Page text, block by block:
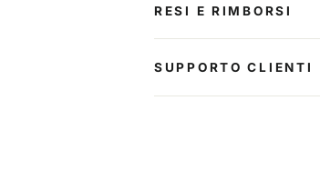
RESI E RIMBORSI
SUPPORTO CLIENTI